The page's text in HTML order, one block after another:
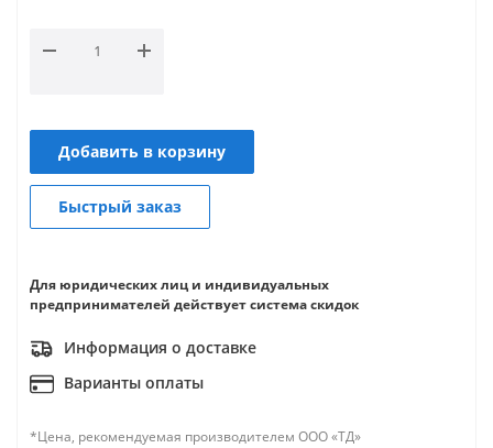
Добавить в корзину
Быстрый заказ
Для юридических лиц и индивидуальных
предпринимателей действует система скидок
Информация о доставке
Варианты оплаты
*Цена, рекомендуемая производителем ООО «ТД»